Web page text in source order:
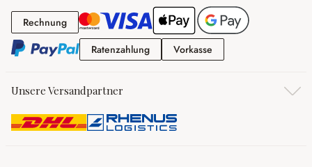
RechnungRechnung
RatenzahlungRatenzahlung
Vorkasse
Unsere Versandpartner